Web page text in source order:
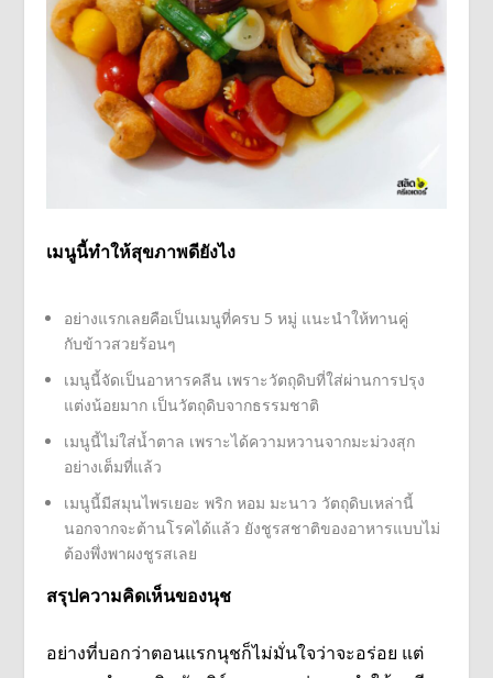
เมนูนี้ทำให้สุขภาพดียังไง
อย่างแรกเลยคือเป็นเมนูที่ครบ 5 หมู่ แนะนำให้ทานคู่
กับข้าวสวยร้อนๆ
เมนูนี้จัดเป็นอาหารคลีน เพราะวัตถุดิบที่ใส่ผ่านการปรุง
แต่งน้อยมาก เป็นวัตถุดิบจากธรรมชาติ
เมนูนี้ไม่ใส่น้ำตาล เพราะได้ความหวานจากมะม่วงสุก
อย่างเต็มที่แล้ว
เมนูนี้มีสมุนไพรเยอะ พริก หอม มะนาว วัตถุดิบเหล่านี้
นอกจากจะต้านโรคได้แล้ว ยังชูรสชาติของอาหารแบบไม่
ต้องพึ่งพาผงชูรสเลย
สรุปความคิดเห็นของนุช
อย่างที่บอกว่าตอนแรกนุชก็ไม่มั่นใจว่าจะอร่อย แต่